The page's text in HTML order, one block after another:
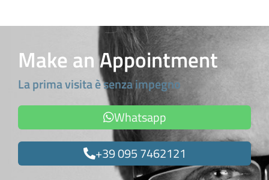
Make an Appointment
La prima visita è senza impegno
Whatsapp
+39 095 7462121